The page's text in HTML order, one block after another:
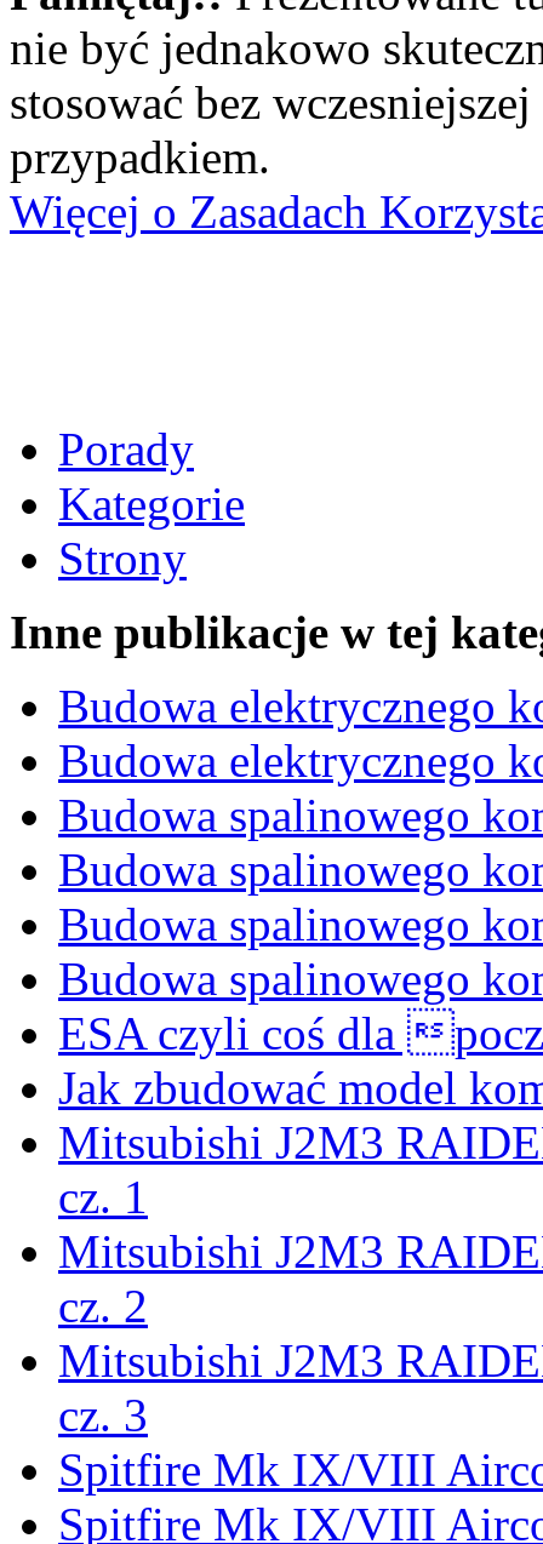
nie być jednakowo
stosować bez
przypadkiem.
Więcej o Zasadach
Porady
Kategorie
Strony
Inne publikacje w tej
Budowa elektrycznego
Budowa elektrycznego
Budowa spalinowego
Budowa spalinowego
Budowa spalinowego
Budowa spalinowego
ESA czyli coś dla
Jak zbudować model
Mitsubishi J2M3
cz. 1
Mitsubishi J2M3
cz. 2
Mitsubishi J2M3
cz. 3
Spitfire Mk IX/VIII
Spitfire Mk IX/VIII